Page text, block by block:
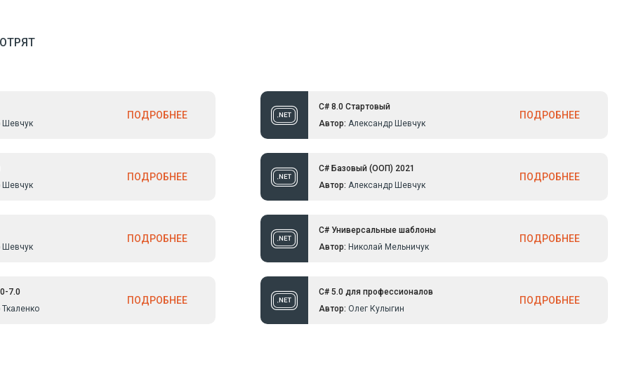
стали
Охрименко,
все
курс
дней
за это время
Шевчук
ПОДРОБНЕЕ
C# 8.0 Стартовый
Автор: Александр Шевчук
ПОДРОБНЕЕ
Шевчук
ПОДРОБНЕЕ
C# Базовый (ООП) 2021
Автор: Александр Шевчук
ПОДРОБНЕЕ
Шевчук
ПОДРОБНЕЕ
C# Универсальные шаблоны
Автор: Николай Мельничук
ПОДРОБНЕЕ
7.0
ПОДРОБНЕЕ
C# 5.0 для профессионалов
Автор: Олег Кулыгин
ПОДРОБНЕЕ